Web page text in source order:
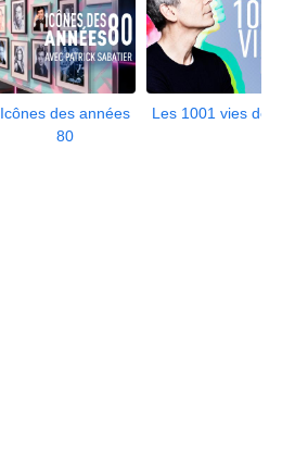
Icônes des années
80
Les 1001 vies de...